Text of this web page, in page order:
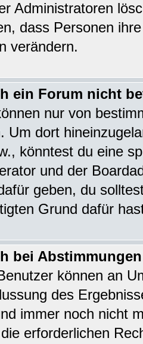
Administratoren
dass Personen
verändern.
ein Forum nicht
nur von
Um dort
könntest du eine
und der
geben, du
Grund dafür
bei
können an
des
immer noch nicht
erforderlichen